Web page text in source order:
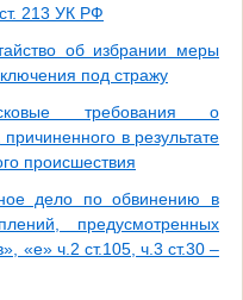
213 УК РФ
об избрании меры
под стражу
требования о
в результате
происшествия
дело по обвинению в
предусмотренных
«е» ч.2 ст.105, ч.3 ст.30 –